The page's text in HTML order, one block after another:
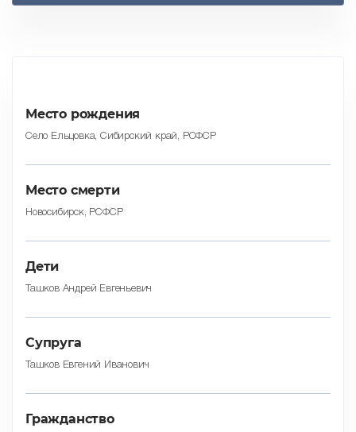
Место рождения
Село Ельцовка, Сибирский край, РСФСР
Место смерти
Новосибирск, РСФСР
Дети
Ташков Андрей Евгеньевич
Супруга
Ташков Евгений Иванович
Гражданство